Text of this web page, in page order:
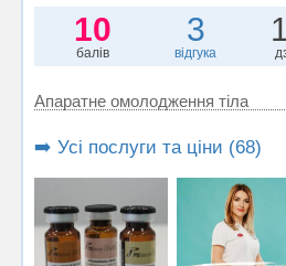
10
балів
3
відгука
Апаратне омолодження тіла
➡️ Усі послуги та ціни (68)